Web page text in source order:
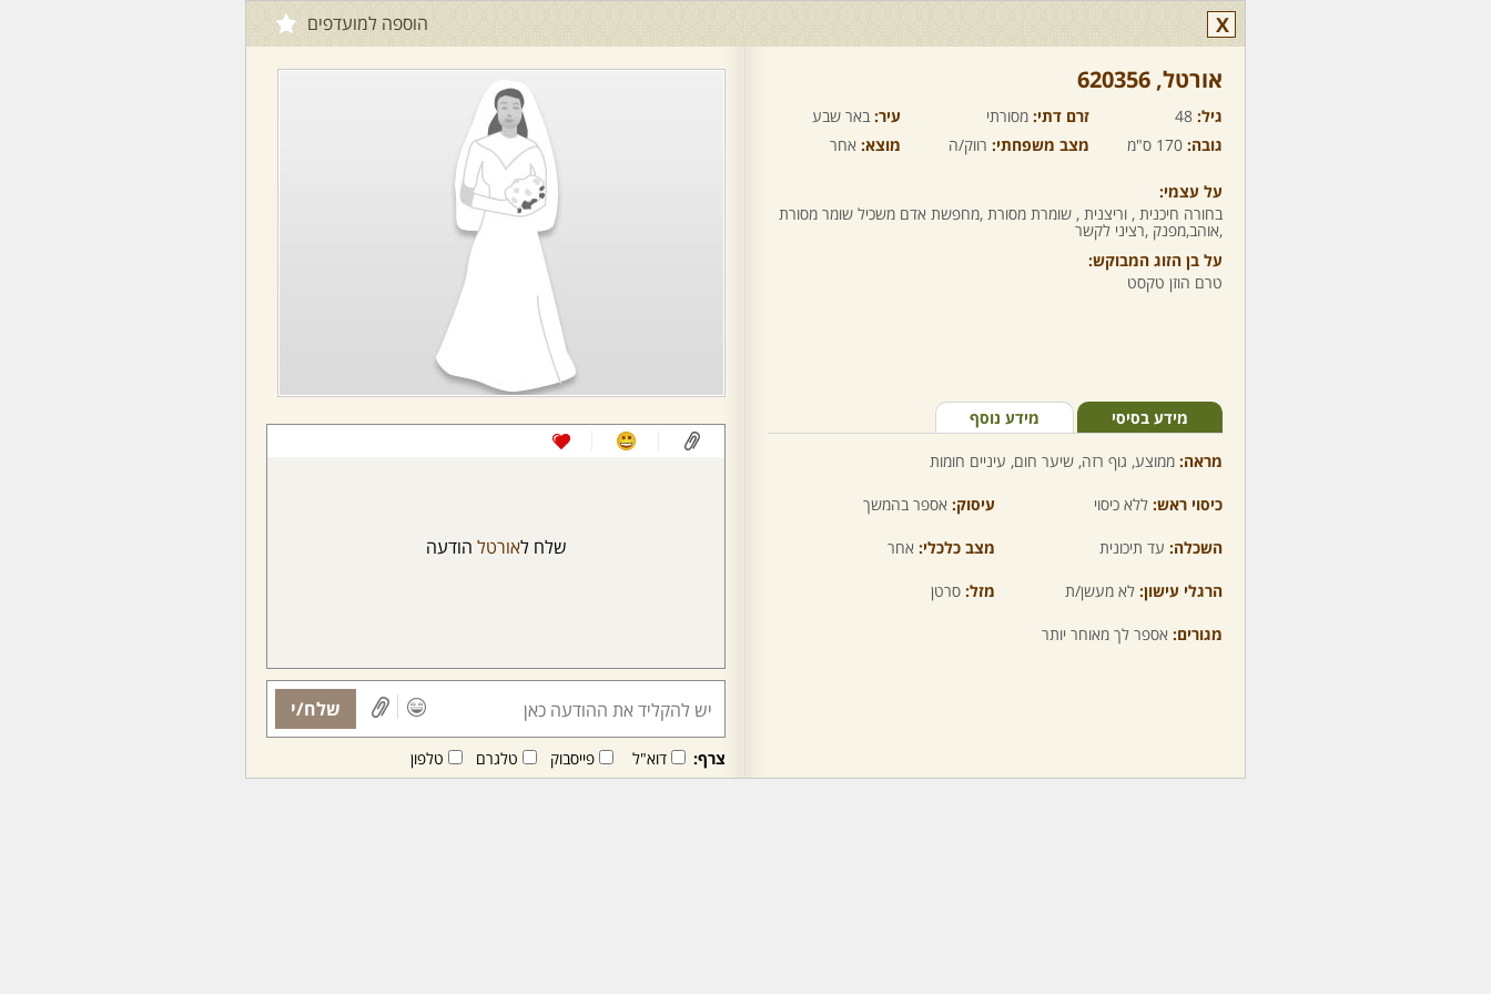
X הוספה למועדפים
אורטל,‏ 620356
גיל: 48 זרם דתי: מסורתי עיר: באר שבע
גובה: 170 ס"מ מצב משפחתי: רווק/ה מוצא: אחר
על עצמי:
בחורה חיכנית , וריצנית , שומרת מסורת ,מחפשת אדם משכיל שומר מסורת
,אוהב,מפנק ,רציני לקשר
על בן הזוג המבוקש:
טרם הוזן טקסט
מידע בסיסי מידע נוסף
מראה: ממוצע, גוף רזה, שיער חום, עיניים חומות
כיסוי ראש: ללא כיסוי עיסוק: אספר בהמשך
השכלה: עד תיכונית מצב כלכלי: אחר
הרגלי עישון: לא מעשן/ת מזל: סרטן
מגורים: אספר לך מאוחר יותר
שלח לאורטל הודעה
שלח/י
צרף: דוא"ל פייסבוק טלגרם טלפון